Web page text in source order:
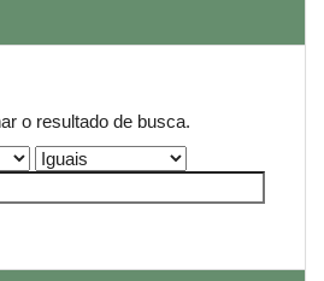
o resultado de busca.